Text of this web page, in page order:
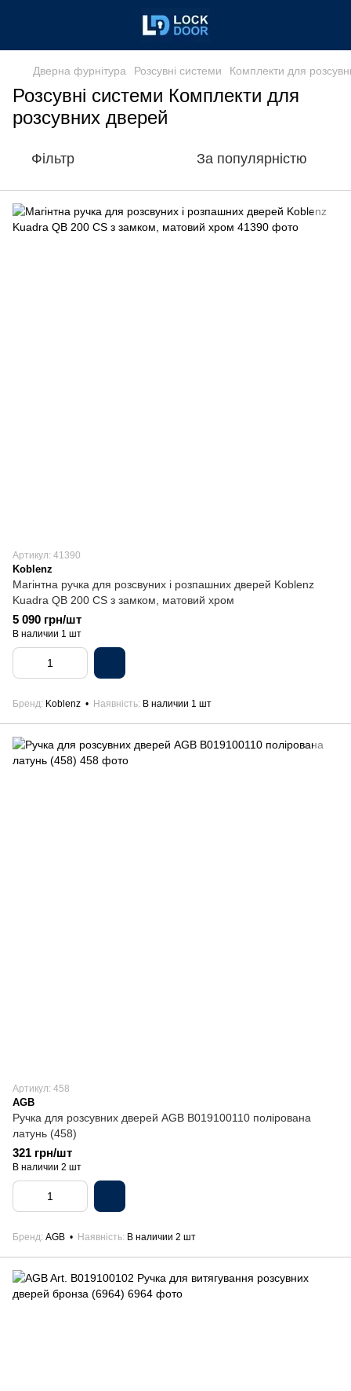
Дверна фурнітура Розсувні системи Комплекти для
Розсувні системи Комплекти для
розсувних дверей
Фільтр За популярністю
Артикул: 41390
Koblenz
Магінтна ручка для розсвуних і розпашних дверей Koblenz
Kuadra QB 200 CS з замком, матовий хром
5 090 грн/шт
В наличии 1 шт
Бренд Koblenz Наявність В наличии 1 шт
Артикул: 458
AGB
Ручка для розсувних дверей AGB B019100110 полірована
латунь (458)
321 грн/шт
В наличии 2 шт
Бренд AGB Наявність В наличии 2 шт